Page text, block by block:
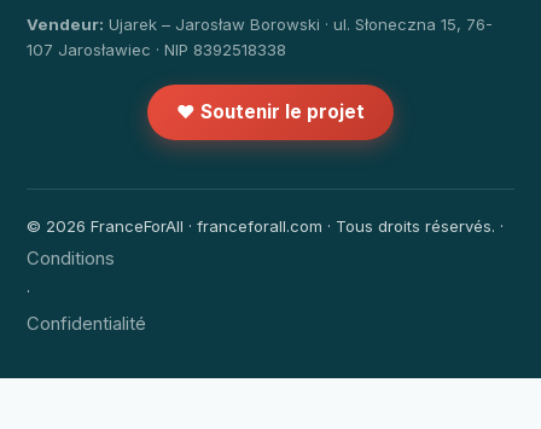
Vendeur: Ujarek – Jarosław Borowski · ul. Słoneczna 15, 76-
107 Jarosławiec · NIP 8392518338
❤️ Soutenir le projet
© 2026 FranceForAll · franceforall.com · Tous droits réservés. ·
Conditions
·
Confidentialité